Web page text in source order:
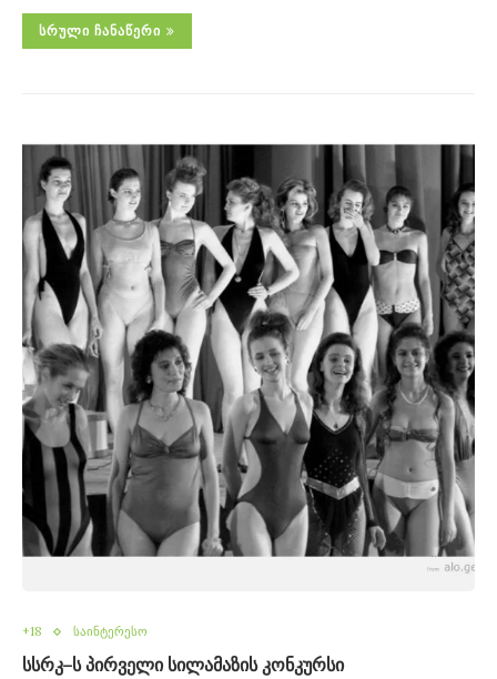
ᲡᲠᲣᲚᲘ ᲩᲐᲜᲐᲬᲔᲠᲘ
+18 საინტერესო
სსრკ–ს პირველი სილამაზის კონკურსი